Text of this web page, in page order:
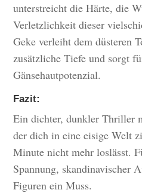
unterstreicht die Härte, die
Verletzlichkeit dieser
Geke verleiht dem düsteren
zusätzliche Tiefe und sorgt
Gänsehautpotenzial.
Fazit:
Ein dichter, dunkler Thriller
der dich in eine eisige Welt
Minute nicht mehr loslässt.
Spannung, skandinavischer
Figuren ein Muss.